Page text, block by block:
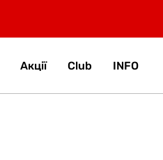
Акції Club INFO